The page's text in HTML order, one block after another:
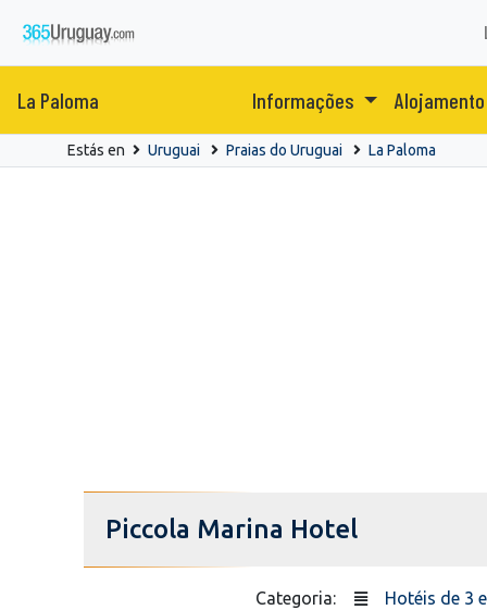
La Paloma Informações
Estás en Uruguai Praias do Uruguai La Paloma
Piccola Marina Hotel
Categoria: Hotéis de 3